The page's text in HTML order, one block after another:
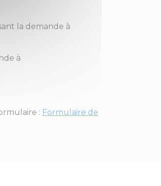
la demande à
à
: Formulaire de